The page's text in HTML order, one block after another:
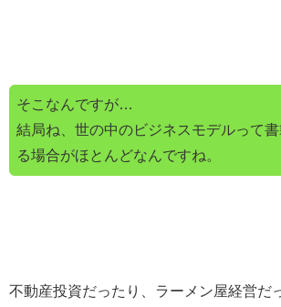
そこなんですが…
結局ね、世の中のビジネスモデルって
る場合がほとんどなんですね。
不動産投資だったり、ラーメン屋経営だ